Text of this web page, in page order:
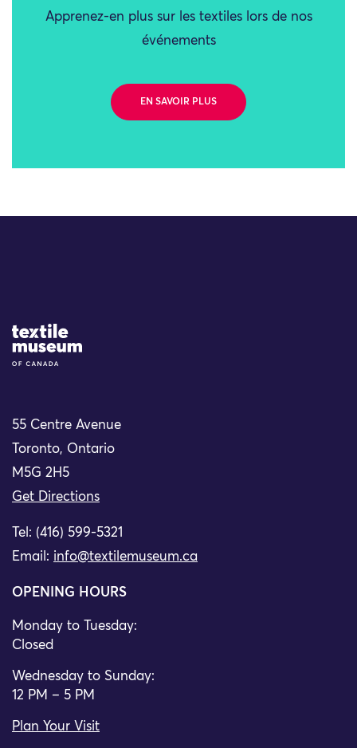
Apprenez-en plus sur les textiles lors de nos
événements
EN SAVOIR PLUS
Site Logo
55 Centre Avenue
Toronto, Ontario
M5G 2H5
Get Directions
Tel: (416) 599-5321
Email: info@textilemuseum.ca
OPENING HOURS
Monday to Tuesday:
Closed
Wednesday to Sunday:
12 PM – 5 PM
Plan Your Visit